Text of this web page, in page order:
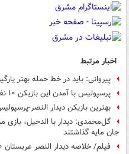
اخبار مرتبط
پیروانی: باید در خط حمله بهتر
پرسپولیس با آمدن این بازیکن ۱۰ نفره شد
بهترین بازیکن دیدار النصر-
گل‌محمدی: دیدار با الدحیل، بازی
جان مایه گذاشتند
فیلم/ خلاصه دیدار النصر عربستان ۰ - پرسپولیس ۰